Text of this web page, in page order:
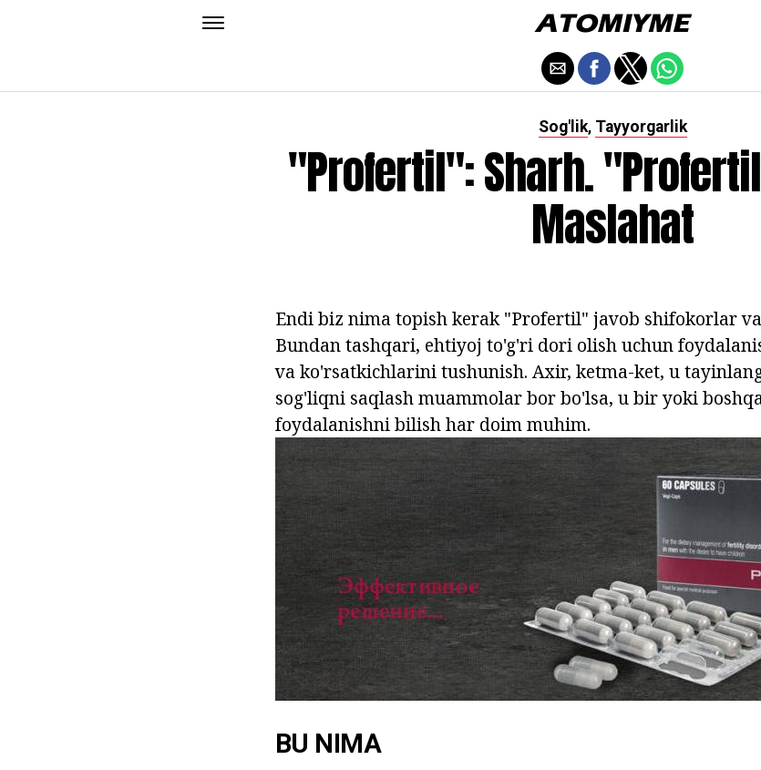
Sog'lik, Tayyorgarlik
"Profertil": Sharh.
Maslahat
Endi biz nima topish kerak "Profertil" javob shifokorlar
Bundan tashqari, ehtiyoj to'g'ri dori olish uchun
va ko'rsatkichlarini tushunish. Axir, ketma-ket, u
sog'liqni saqlash muammolar bor bo'lsa, u bir yoki
foydalanishni bilish har doim muhim.
BU NIMA